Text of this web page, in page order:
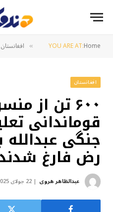
YOU ARE AT:Home
» افغانستان
افغانستان
۶۰۰ تن از
قوماندانی
جنگی
رض فارغ
عبدالظاهر هروی 22 جولای 2025